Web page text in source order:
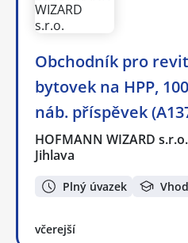
Obchodník pro
bytovek na HPP,
náb. příspěvek
HOFMANN WIZARD s.r.o.
Jihlava
Plný úvazek
včerejší